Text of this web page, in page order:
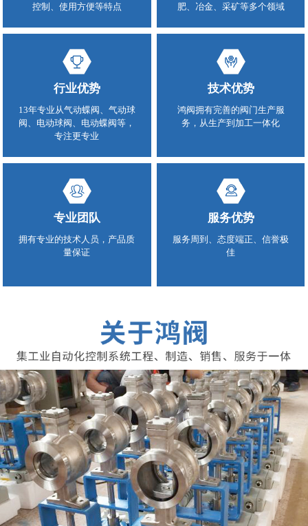
控制、使用方便等特点
肥、冶金、采矿等多个领域
行业优势
13年专业从气动蝶阀、气动球
阀、电动球阀、电动蝶阀等，
专注更专业
技术优势
鸿阀拥有完善的阀门生产服
务，从生产到加工一体化
专业团队
拥有专业的技术人员，产品质
量保证
服务优势
服务周到、态度端正、信誉极
佳